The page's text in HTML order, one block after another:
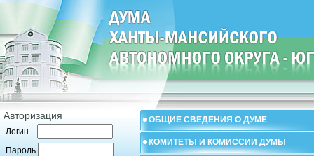
Авторизация
Логин
Пароль
ОБЩИЕ СВЕДЕНИЯ О ДУМЕ
КОМИТЕТЫ И КОМИССИИ ДУМЫ